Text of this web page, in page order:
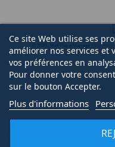
Ce site Web utilise ses
améliorer nos services et
vos préférences en
Pour donner votre
sur le bouton Accepter.
Plus d'informations
Mentions